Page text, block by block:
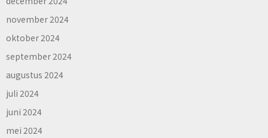
november 2024
oktober 2024
september 2024
augustus 2024
juli 2024
juni 2024
mei 2024